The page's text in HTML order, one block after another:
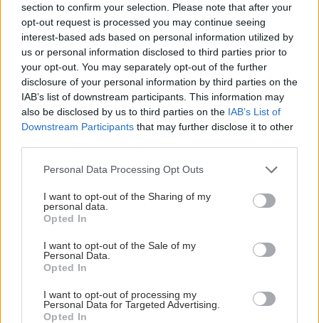
section to confirm your selection. Please note that after your
opt-out request is processed you may continue seeing
interest-based ads based on personal information utilized by
us or personal information disclosed to third parties prior to
your opt-out. You may separately opt-out of the further
disclosure of your personal information by third parties on the
IAB’s list of downstream participants. This information may
also be disclosed by us to third parties on the IAB’s List of
Downstream Participants that may further disclose it to other
Please note that this website/app uses one or more Google
not limited to your visit or usage behaviour. You may click to
grant or deny consent to Google and its third-party tags to
use your data for below specified purposes in below Google
consent section.
Personal Data Processing Opt Outs
I want to opt-out of the Sharing of my
personal data.
Opted In
I want to opt-out of the Sale of my
Personal Data.
Opted In
I want to opt-out of processing my
Personal Data for Targeted Advertising.
Opted In
Τετάρτη, 15 Ιανουαρίου 2025, 07:00
συνταγογραφούμενα - Κατηγορίες, δραστικές
ουσίες, κόστος
Τι σημαίνει η αλλαγή για τους ασθενείς και ποιες ενστάσεις
έχουν υποβληθεί από το Επιστημονικό Συμβούλιο